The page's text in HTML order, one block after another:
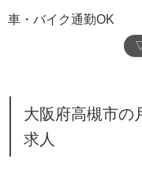
車・バイク通勤OK
大阪府高槻市の
求人